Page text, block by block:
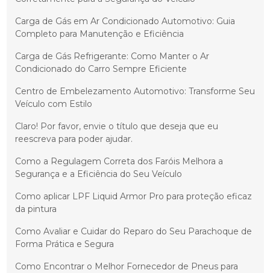
Carga de Gás em Ar Condicionado Automotivo: Guia
Completo para Manutenção e Eficiência
Carga de Gás Refrigerante: Como Manter o Ar
Condicionado do Carro Sempre Eficiente
Centro de Embelezamento Automotivo: Transforme Seu
Veículo com Estilo
Claro! Por favor, envie o título que deseja que eu
reescreva para poder ajudar.
Como a Regulagem Correta dos Faróis Melhora a
Segurança e a Eficiência do Seu Veículo
Como aplicar LPF Liquid Armor Pro para proteção eficaz
da pintura
Como Avaliar e Cuidar do Reparo do Seu Parachoque de
Forma Prática e Segura
Como Encontrar o Melhor Fornecedor de Pneus para